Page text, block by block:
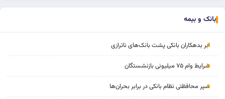
بانک و بیمه
ابر بدهکاران بانکی پشت بانک‌های ناترازی
شرایط وام ۷۵ میلیونی بازنشستگان
سپر محافظتی نظام بانکی در برابر بحران‌ها